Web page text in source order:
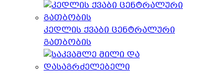
კედლის ქვაბი ცენტრალური
გათბობის